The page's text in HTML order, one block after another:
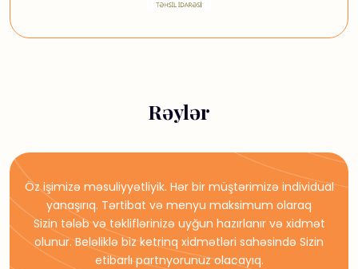
Rəylər
Öz işimizə məsuliyyətliyik. Hər bir müştərimizə individual
yanaşırıq. Tərtibat və menyu maksimum olaraq
Sizin tələb və təkliflərinizə uyğun hazırlanır və xidmət
olunur. Beləliklə biz ketrinq xidmətləri sahəsində Sizin
etibarlı partnyorunuz olacayıq.